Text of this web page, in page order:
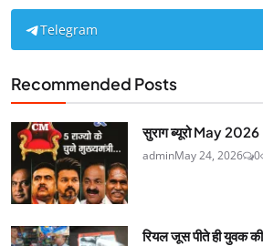
Telegram
Recommended Posts
सुराग ब्यूरो May 2026
adminMay 24, 2026 0
रियल जूस पीते ही युवक